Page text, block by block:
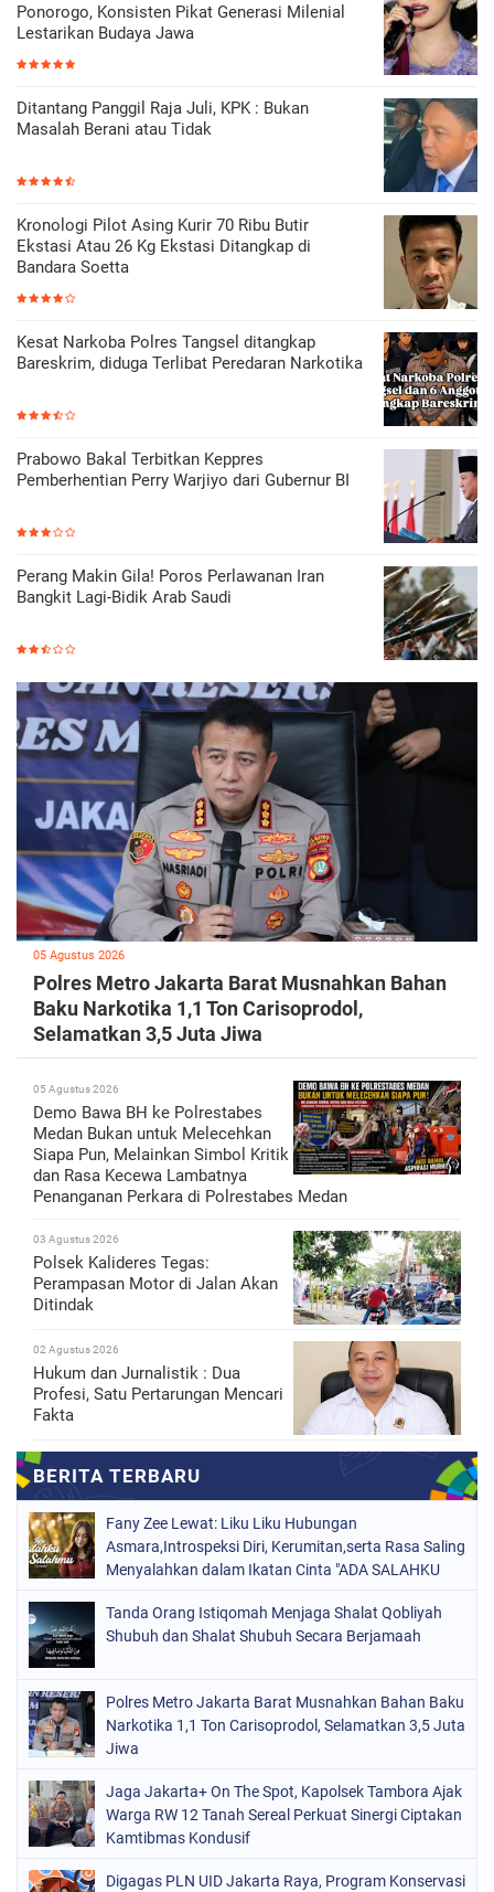
Ponorogo, Konsisten Pikat Generasi Milenial
Lestarikan Budaya Jawa
Ditantang Panggil Raja Juli, KPK : Bukan
Masalah Berani atau Tidak
Kronologi Pilot Asing Kurir 70 Ribu Butir
Ekstasi Atau 26 Kg Ekstasi Ditangkap di
Bandara Soetta
Kesat Narkoba Polres Tangsel ditangkap
Bareskrim, diduga Terlibat Peredaran Narkotika
Prabowo Bakal Terbitkan Keppres
Pemberhentian Perry Warjiyo dari Gubernur BI
Perang Makin Gila! Poros Perlawanan Iran
Bangkit Lagi-Bidik Arab Saudi
05 Agustus 2026
Polres Metro Jakarta Barat Musnahkan Bahan
Baku Narkotika 1,1 Ton Carisoprodol,
Selamatkan 3,5 Juta Jiwa
05 Agustus 2026
Demo Bawa BH ke Polrestabes
Medan Bukan untuk Melecehkan
Siapa Pun, Melainkan Simbol Kritik
dan Rasa Kecewa Lambatnya
Penanganan Perkara di Polrestabes Medan
03 Agustus 2026
Polsek Kalideres Tegas:
Perampasan Motor di Jalan Akan
Ditindak
02 Agustus 2026
Hukum dan Jurnalistik : Dua
Profesi, Satu Pertarungan Mencari
Fakta
Fany Zee Lewat: Liku Liku Hubungan
Asmara,Introspeksi Diri, Kerumitan,serta Rasa Saling
Menyalahkan dalam Ikatan Cinta "ADA SALAHKU
Tanda Orang Istiqomah Menjaga Shalat Qobliyah
Shubuh dan Shalat Shubuh Secara Berjamaah
Polres Metro Jakarta Barat Musnahkan Bahan Baku
Narkotika 1,1 Ton Carisoprodol, Selamatkan 3,5 Juta
Jiwa
Jaga Jakarta+ On The Spot, Kapolsek Tambora Ajak
Warga RW 12 Tanah Sereal Perkuat Sinergi Ciptakan
Kamtibmas Kondusif
Digagas PLN UID Jakarta Raya, Program Konservasi